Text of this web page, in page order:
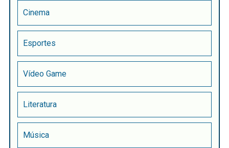
Cinema
Esportes
Vídeo Game
Literatura
Música